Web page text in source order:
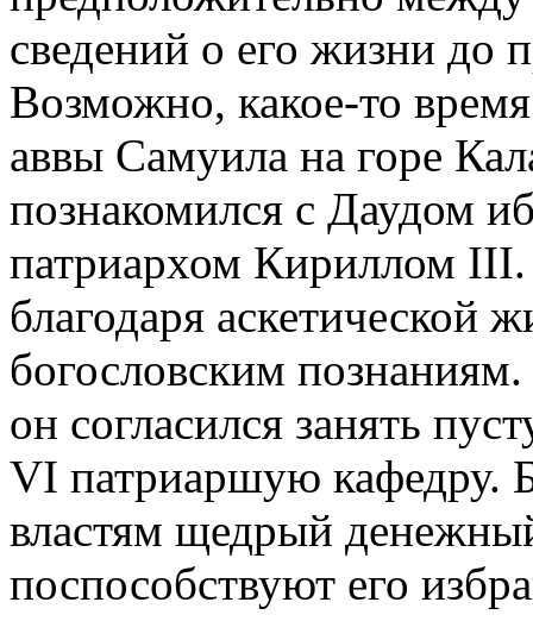
сведений о его жизни до
Возможно, какое-то
аввы Самуила на горе
познакомился с Даудом
патриархом Кириллом III.
благодаря
богословским
он согласился занять
VI патриаршую кафедру.
властям щедрый
поспособствуют его